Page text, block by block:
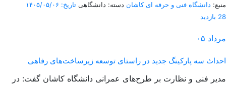
منبع: دانشگاه فنی و حرفه ای کاشان دسته: دانشگاهی تاریخ: ۱۴۰۵/۰۵/۰۶
28 بازدید
۰۵ مرداد
احداث سه پارکینگ جدید در راستای توسعه زیرساخت‌های رفاهی
مدیر فنی و نظارت بر طرح‌های عمرانی دانشگاه کاشان گفت: در